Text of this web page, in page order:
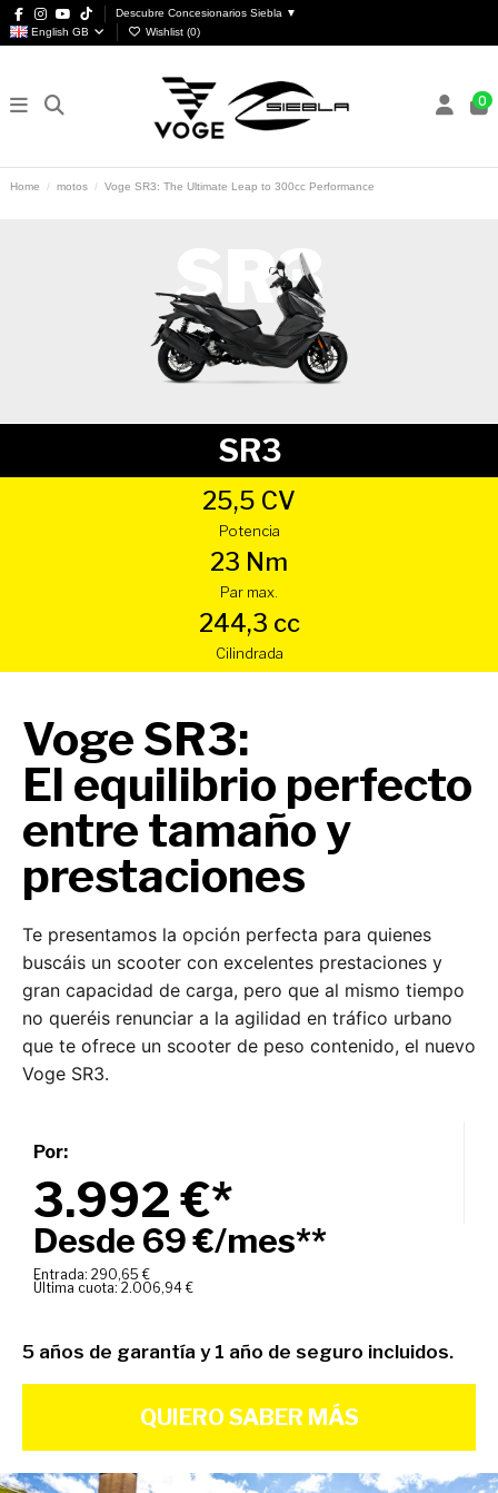
Descubre Concesionarios Siebla ▼
English GB
Wishlist (0)
0
Home motos Voge SR3: The Ultimate Leap to 300cc Performance
SR3
SR3
25,5 CV
Potencia
23 Nm
Par max.
244,3 cc
Cilindrada
Voge SR3:
El equilibrio perfecto
entre tamaño y
prestaciones
Te presentamos la opción perfecta para quienes
buscáis un scooter con excelentes prestaciones y
gran capacidad de carga, pero que al mismo tiempo
no queréis renunciar a la agilidad en tráfico urbano
que te ofrece un scooter de peso contenido, el nuevo
Voge SR3.
Por:
3.992 €*
Desde 69 €/mes**
Entrada: 290,65 €
Última cuota: 2.006,94 €
5 años de garantía y 1 año de seguro incluidos.
QUIERO SABER MÁS